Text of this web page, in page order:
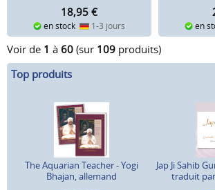
18,95 €
en stock 1-3 jours en
Voir de 1 à 60 (sur 109 produits)
Top produits
The Aquarian Teacher - Yogi
Bhajan, allemand
Jap Ji Sahib
traduit